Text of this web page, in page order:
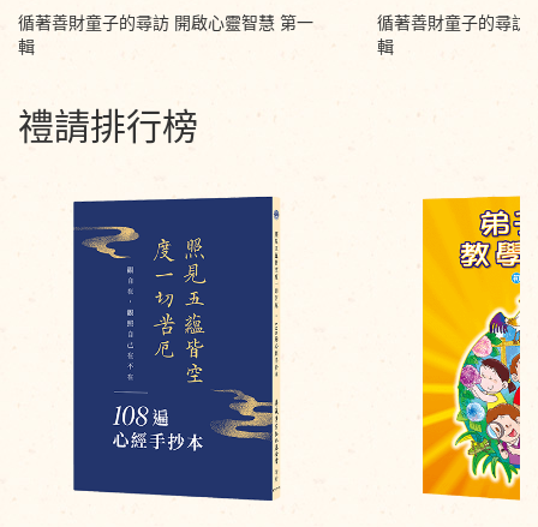
循著善財童子的尋訪 開啟心靈智慧 第一
輯
循著善財童子的尋訪
輯
禮請排行榜